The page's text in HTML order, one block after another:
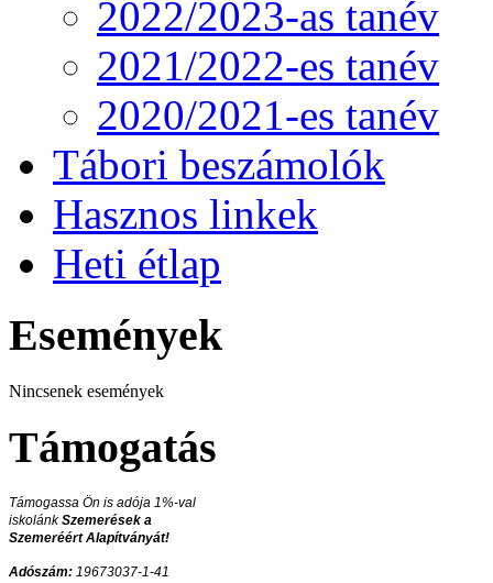
2022/2023-as tanév
2021/2022-es tanév
2020/2021-es tanév
Tábori beszámolók
Hasznos linkek
Heti étlap
Események
Nincsenek események
Támogatás
Támogassa Ön is adója 1%-val
iskolánkSzemerések a
Szemeréért Alapítványát!
Adószám: 19673037-1-41